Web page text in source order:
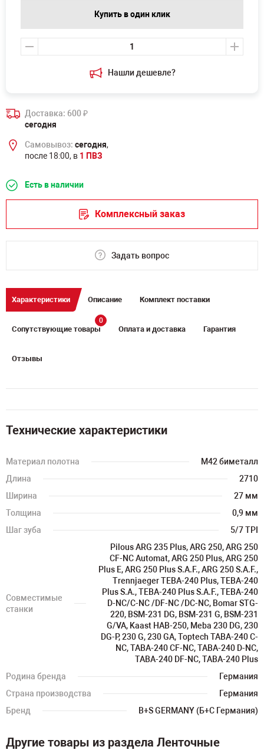
Нашли дешевле?
Купить в один клик
Доставка: 600₽
сегодня
Самовывоз: сегодня,
после 18:00, в 1 ПВЗ
Есть в наличии
Комплексный заказ
Задать вопрос
Характеристики Описание Комплект поставки
Сопутствующие товары
0
Оплата и доставка Гарантия
Отзывы
Технические характеристики
Материал полотна
M42 биметалл
Длина
2710
Ширина
27 мм
Толщина
0,9 мм
Шаг зуба
5/7 TPI
Совместимые
станки
Pilous ARG 235 Plus, ARG 250, ARG 250
CF-NC Automat, ARG 250 Plus, ARG 250
Plus E, ARG 250 Plus S.A.F., ARG 250 S.A.F.,
Trennjaeger TEBA-240 Plus, TEBA-240
Plus S.A., TEBA-240 Plus S.A.F., TEBA-240
D-NC/C-NC /DF-NC /DC-NC, Bomar STG-
220, BSM-231 DG, BSM-231 G, BSM-231
G/VA, Kaast HAB-250, Meba 230 DG, 230
DG-P, 230 G, 230 GA, Toptech TABA-240 C-
NC, TABA-240 CF-NC, TABA-240 D-NC,
TABA-240 DF-NC, TABA-240 Plus
Родина бренда
Германия
Страна производства
Германия
Бренд
B+S GERMANY (Б+С Германия)
Другие товары из раздела Ленточные